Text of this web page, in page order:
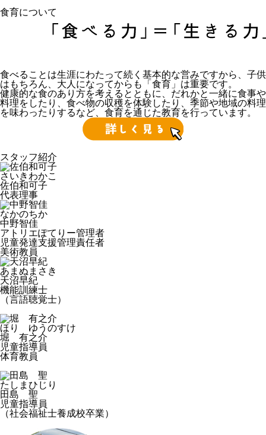
食育について
食べることは生涯にわたって続く基本的な営みですから、子供
はもちろん、大人になってからも「食育」は重要です。
健康的な食のあり方を考えるとともに、だれかと一緒に食事や
料理をしたり、食べ物の収穫を体験したり、季節や地域の料理
を味わったりするなど、食育を通じた教育を行っています。
スタッフ紹介
さいきわかこ
佐伯和可子
代表理事
なかのちか
中野智佳
アトリエぽてりー管理者
児童発達支援管理責任者
美術教員
あまぬまさき
天沼早紀
機能訓練士
（言語聴覚士）
ほり ゆうのすけ
堀 有之介
児童指導員
体育教員
たしまひじり
田島 聖
児童指導員
（社会福祉士養成校卒業）